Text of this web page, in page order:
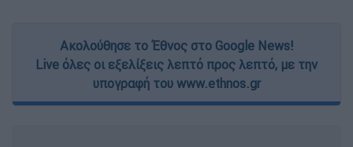
Ακολούθησε το Έθνος στο Google News!
Live όλες οι εξελίξεις λεπτό προς λεπτό, με την
υπογραφή του www.ethnos.gr